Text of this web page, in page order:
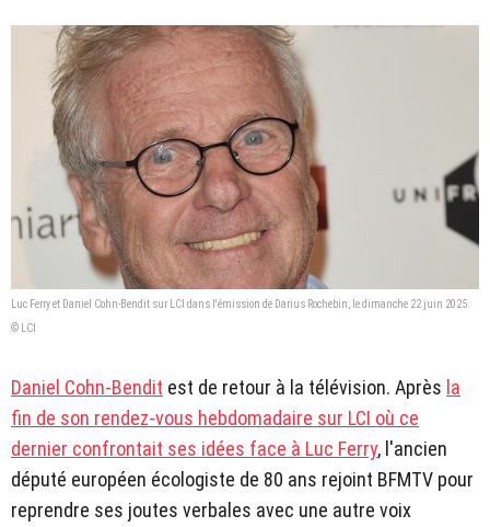
Luc Ferry et Daniel Cohn-Bendit sur LCI dans l'émission de Darius Rochebin, le dimanche 22 juin 2025.
© LCI
Daniel Cohn-Bendit est de retour à la télévision. Après la
fin de son rendez-vous hebdomadaire sur LCI où ce
dernier confrontait ses idées face à Luc Ferry, l'ancien
député européen écologiste de 80 ans rejoint BFMTV pour
reprendre ses joutes verbales avec une autre voix